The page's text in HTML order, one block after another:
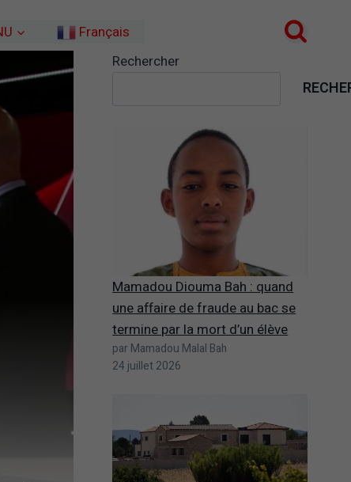
Français
Rechercher
Mamadou Diouma Bah : quand
une affaire de fraude au bac se
termine par la mort d’un élève
par Mamadou Malal Bah
24 juillet 2026